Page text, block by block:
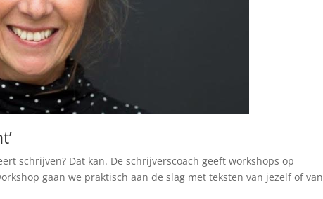
schrijven? Dat kan. De schrijverscoach geeft workshops op
gaan we praktisch aan de slag met teksten van jezelf of van